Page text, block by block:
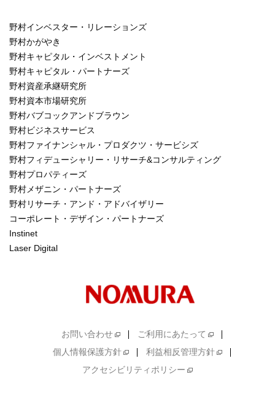
野村インベスター・リレーションズ
野村かがやき
野村キャピタル・インベストメント
野村キャピタル・パートナーズ
野村資産承継研究所
野村資本市場研究所
野村バブコックアンドブラウン
野村ビジネスサービス
野村ファイナンシャル・プロダクツ・サービシズ
野村フィデューシャリー・リサーチ&コンサルティング
野村プロパティーズ
野村メザニン・パートナーズ
野村リサーチ・アンド・アドバイザリー
コーポレート・デザイン・パートナーズ
Instinet
Laser Digital
お問い合わせ
ご利用にあたって
個人情報保護方針
利益相反管理方針
アクセシビリティポリシー